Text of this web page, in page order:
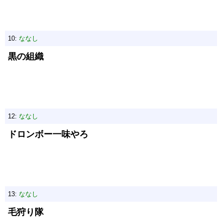
10: ななし
黒の組織
12: ななし
ドロンボー一味やろ
13: ななし
毛狩り隊